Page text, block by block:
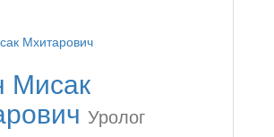
Мисак
Уролог